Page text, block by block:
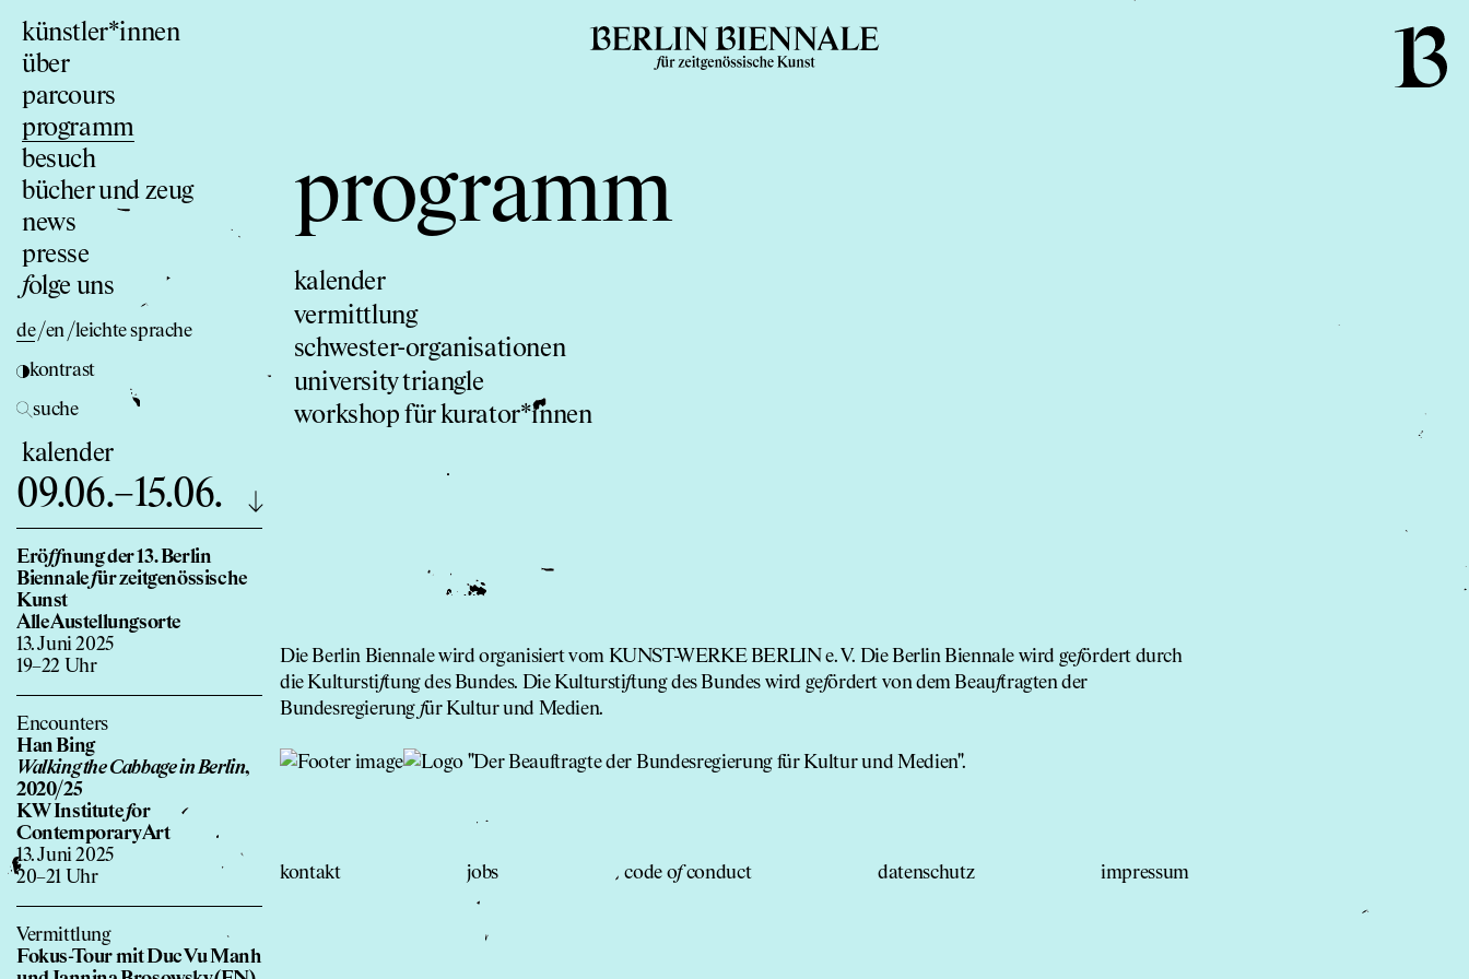
künstler*innen
über
parcours
programm
besuch
bücher und zeug
news
presse
folge uns
de /en /leichte sprache
kontrast
suche
kalender
09.06.–15.06.
Eröffnung der 13. Berlin
Biennalefür zeitgenössische
Kunst
Alle Austellungsorte
13. Juni 2025
19–22 Uhr
Encounters
Han Bing
Walking the Cabbage in Berlin,
2020/25
KW Institutefor
Contemporary Art
13. Juni 2025
20–21 Uhr
Vermittlung
Fokus-Tour mit Duc Vu Manh
programm
kalender
vermittlung
schwester-organisationen
university triangle
workshop für kurator*innen
Die Berlin Biennale wird organisiert vom KUNST-WERKE BERLIN e. V. Die Berlin Biennale wird gefördert durch
die Kulturstiftung des Bundes. Die Kulturstiftung des Bundes wird gefördert von dem Beauftragten der
Bundesregierung für Kultur und Medien.
kontakt jobs code ofconduct datenschutz impressum